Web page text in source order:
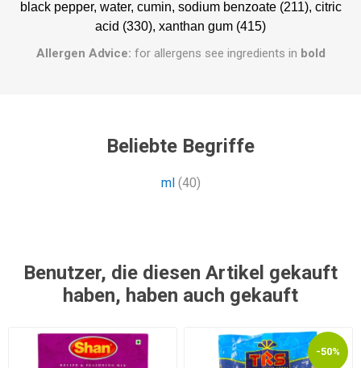
black pepper, water, cumin, sodium benzoate (211), citric
acid (330), xanthan gum (415)
Allergen Advice: for allergens see ingredients in bold
Beliebte Begriffe
ml (40)
Benutzer, die diesen Artikel gekauft
haben, haben auch gekauft
-50%